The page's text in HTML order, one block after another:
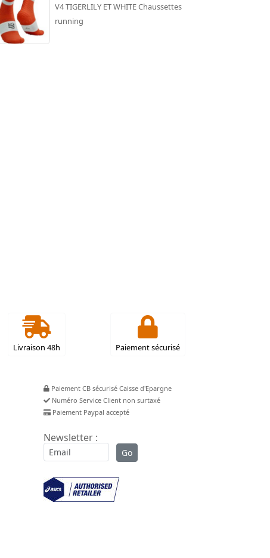
V4 TIGERLILY ET WHITE Chaussettes
running
Livraison 48h Paiement sécurisé
Paiement CB sécurisé Caisse d'Epargne
Numéro Service Client non surtaxé
Paiement Paypal accepté
Newsletter :